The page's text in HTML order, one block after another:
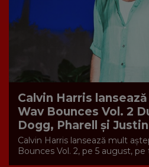
Calvin Harris
Wav Bounces Vol. 2
Dogg, Pharell și
Calvin Harris lansează mult
Bounces Vol. 2, pe 5 august,